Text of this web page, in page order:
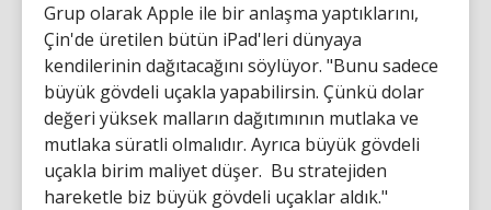
Grup olarak Apple ile bir anlaşma yaptıklarını,
Çin'de üretilen bütün iPad'leri dünyaya
kendilerinin dağıtacağını söylüyor. "Bunu sadece
büyük gövdeli uçakla yapabilirsin. Çünkü dolar
değeri yüksek malların dağıtımının mutlaka ve
mutlaka süratli olmalıdır. Ayrıca büyük gövdeli
uçakla birim maliyet düşer. Bu stratejiden
hareketle biz büyük gövdeli uçaklar aldık."